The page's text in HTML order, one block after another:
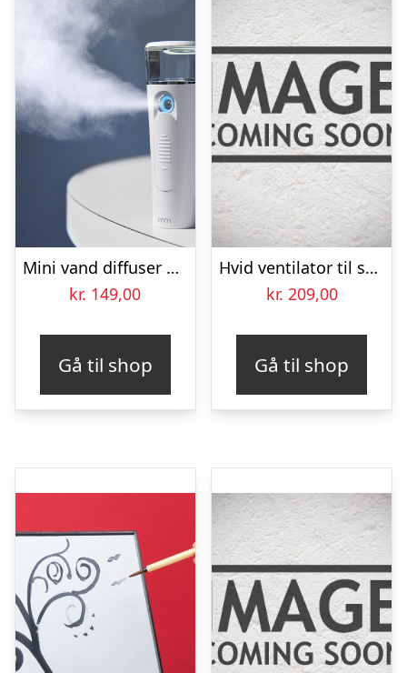
Mini vand diffuser der giver bedre indeklima
kr. 149,00
Gå til shop
Hvid ventilator til skrivebord Ø 30 cm 35W
kr. 209,00
Gå til shop